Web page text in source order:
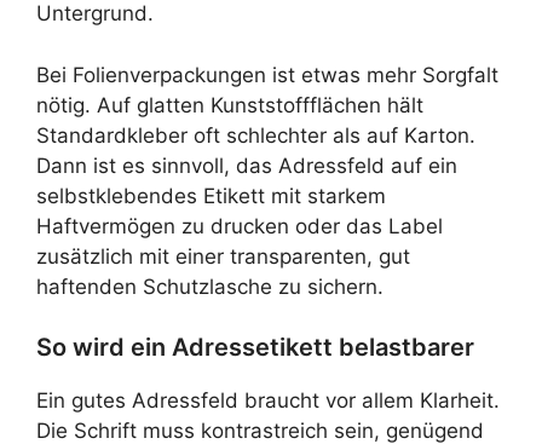
Untergrund.
Bei Folienverpackungen ist etwas mehr Sorgfalt
nötig. Auf glatten Kunststoffflächen hält
Standardkleber oft schlechter als auf Karton.
Dann ist es sinnvoll, das Adressfeld auf ein
selbstklebendes Etikett mit starkem
Haftvermögen zu drucken oder das Label
zusätzlich mit einer transparenten, gut
haftenden Schutzlasche zu sichern.
So wird ein Adressetikett belastbarer
Ein gutes Adressfeld braucht vor allem Klarheit.
Die Schrift muss kontrastreich sein, genügend